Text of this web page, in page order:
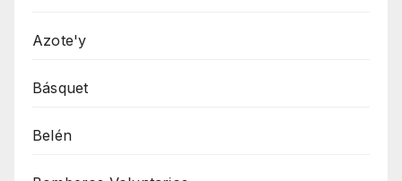
Azote'y
Básquet
Belén